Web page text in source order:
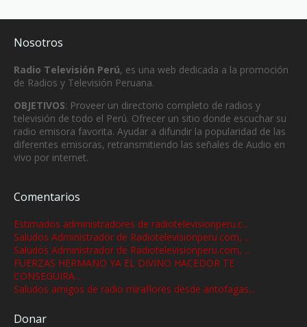
Nosotros
Radio Televisión Perú, es una web dedicada a la promoción
de Radios y Televisión Peruana.
OBJETIVOS: Proveer un directorio completo de radios y
televisión de todo el Perú. Ofrecer un sitio donde escuchar su
radio emisora favorita. Ayudar a difundir la popularidad de las
diferentes emisoras, retransmitiendo las señales de Audio en
vivo por internet.
Comentarios
Estimados administradores de radiotelevisionperu.c...
Saludos Administrador de Radiotelevisionperu.com, ...
Saludos Administrador de Radiotelevisionperu.com, ...
FUERZAS HERMANO YA EL DIVINO HACEDOR TE
CONSEGUIRA...
Saludos amigos de radio miraflores desde antofagas...
Donar